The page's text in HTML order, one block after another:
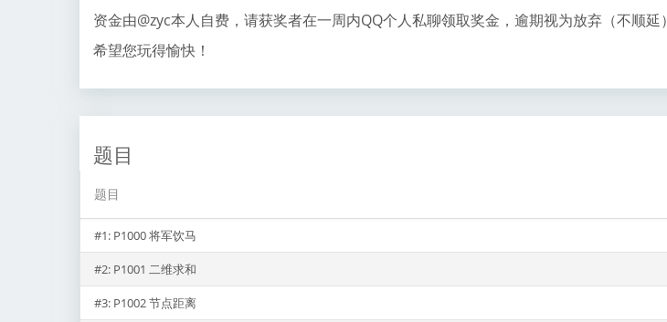
n
资金由@zyc本人自费，请获奖者在一周内QQ个人私聊领取奖金，逾期视为放弃（不顺延）
希望您玩得愉快！
题目
题目
#1: P1000 将军饮马
#2: P1001 二维求和
#3: P1002 节点距离